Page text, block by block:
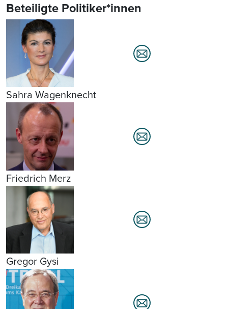
Beteiligte Politiker*innen
Sahra Wagenknecht
Friedrich Merz
Gregor Gysi